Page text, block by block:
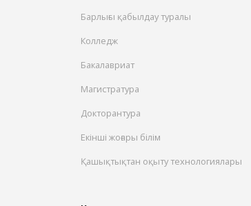
Барлығы қабылдау туралы
Колледж
Бакалавриат
Магистратура
Докторантура
Екінші жоғары білім
Қашықтықтан оқыту технологиялары